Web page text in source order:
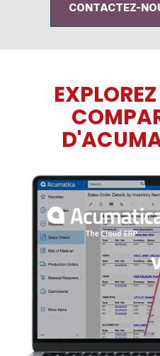
CONTACTEZ-